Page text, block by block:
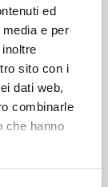
ed
e per
sito con i
dati web,
combinarle
che hanno